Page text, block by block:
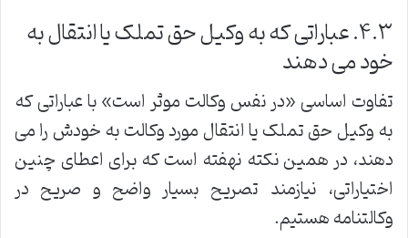
۴.۳. عباراتی که به وکیل حق تملک یا انتقال به
خود می دهند
تفاوت اساسی «در نفس وکالت موثر است» با عباراتی که
به وکیل حق تملک یا انتقال مورد وکالت به خودش را می
دهند، در همین نکته نهفته است که برای اعطای چنین
اختیاراتی، نیازمند تصریح بسیار واضح و صریح در
وکالتنامه هستیم.